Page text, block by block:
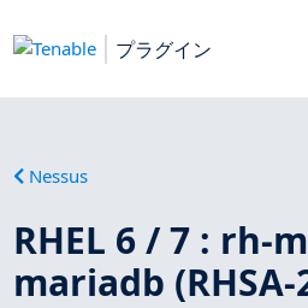
プラグイン
Nessus
RHEL 6 / 7 : rh-
mariadb (RHSA-